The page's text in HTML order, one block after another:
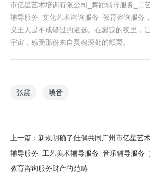
市亿星艺术培训有限公司_舞蹈辅导服务_工
辅导服务_文化艺术咨询服务_教育咨询服务
义王人是不成错过的遴选。在寥寂的夜里，
宇宙，感受那份来自灵魂深处的颤栗。
张震 嗓音
上一篇： 新规明确了佳偶共同广州市亿星艺
辅导服务_工艺美术辅导服务_音乐辅导服务_
教育咨询服务财产的范畴